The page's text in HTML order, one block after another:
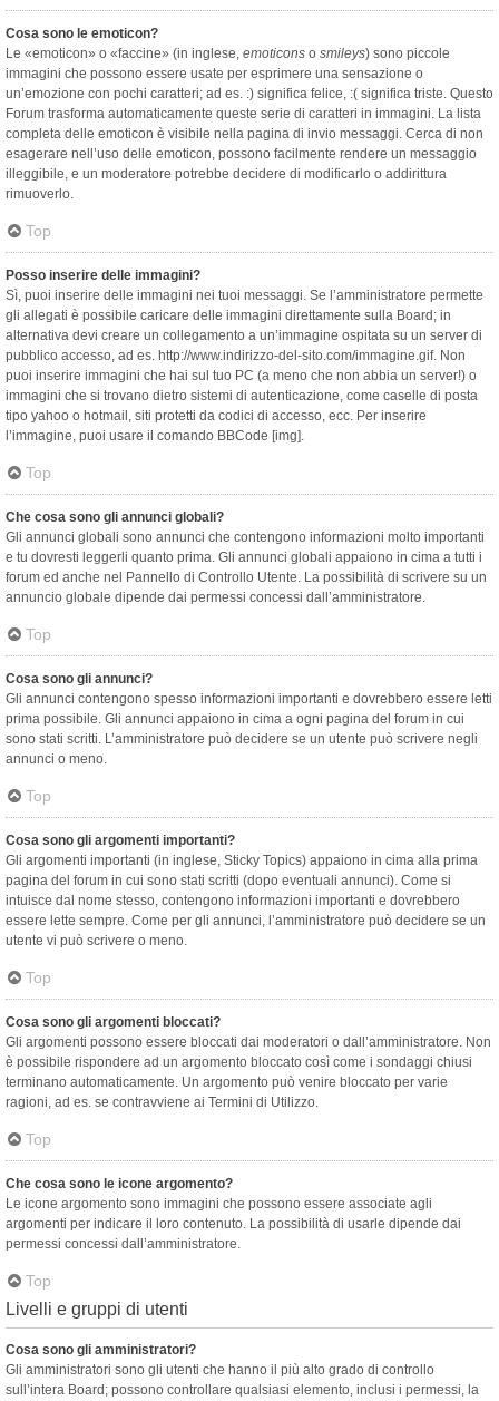
Cosa sono le emoticon?
Le «emoticon» o «faccine» (in inglese, emoticons o smileys) sono piccole
immagini che possono essere usate per esprimere una sensazione o
un’emozione con pochi caratteri; ad es. :) significa felice, :( significa triste. Questo
Forum trasforma automaticamente queste serie di caratteri in immagini. La lista
completa delle emoticon è visibile nella pagina di invio messaggi. Cerca di non
esagerare nell’uso delle emoticon, possono facilmente rendere un messaggio
illeggibile, e un moderatore potrebbe decidere di modificarlo o addirittura
rimuoverlo.
Top
Posso inserire delle immagini?
Sì, puoi inserire delle immagini nei tuoi messaggi. Se l’amministratore permette
gli allegati è possibile caricare delle immagini direttamente sulla Board; in
alternativa devi creare un collegamento a un’immagine ospitata su un server di
pubblico accesso, ad es. http://www.indirizzo-del-sito.com/immagine.gif. Non
puoi inserire immagini che hai sul tuo PC (a meno che non abbia un server!) o
immagini che si trovano dietro sistemi di autenticazione, come caselle di posta
tipo yahoo o hotmail, siti protetti da codici di accesso, ecc. Per inserire
l’immagine, puoi usare il comando BBCode [img].
Top
Che cosa sono gli annunci globali?
Gli annunci globali sono annunci che contengono informazioni molto importanti
e tu dovresti leggerli quanto prima. Gli annunci globali appaiono in cima a tutti i
forum ed anche nel Pannello di Controllo Utente. La possibilità di scrivere su un
annuncio globale dipende dai permessi concessi dall’amministratore.
Top
Cosa sono gli annunci?
Gli annunci contengono spesso informazioni importanti e dovrebbero essere letti
prima possibile. Gli annunci appaiono in cima a ogni pagina del forum in cui
sono stati scritti. L’amministratore può decidere se un utente può scrivere negli
annunci o meno.
Top
Cosa sono gli argomenti importanti?
Gli argomenti importanti (in inglese, Sticky Topics) appaiono in cima alla prima
pagina del forum in cui sono stati scritti (dopo eventuali annunci). Come si
intuisce dal nome stesso, contengono informazioni importanti e dovrebbero
essere lette sempre. Come per gli annunci, l’amministratore può decidere se un
utente vi può scrivere o meno.
Top
Cosa sono gli argomenti bloccati?
Gli argomenti possono essere bloccati dai moderatori o dall’amministratore. Non
è possibile rispondere ad un argomento bloccato così come i sondaggi chiusi
terminano automaticamente. Un argomento può venire bloccato per varie
ragioni, ad es. se contravviene ai Termini di Utilizzo.
Top
Che cosa sono le icone argomento?
Le icone argomento sono immagini che possono essere associate agli
argomenti per indicare il loro contenuto. La possibilità di usarle dipende dai
permessi concessi dall’amministratore.
Top
Livelli e gruppi di utenti
Cosa sono gli amministratori?
Gli amministratori sono gli utenti che hanno il più alto grado di controllo
sull’intera Board; possono controllare qualsiasi elemento, inclusi i permessi, la